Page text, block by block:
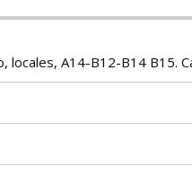
locales, A14-B12-B14 B15.